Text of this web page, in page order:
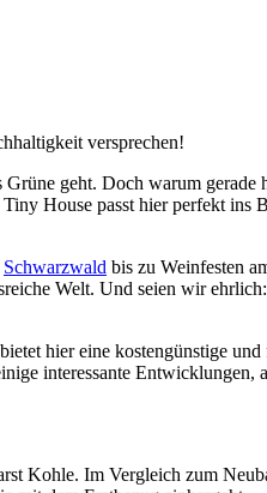
versprechen!
geht. Doch warum gerade
House passt hier perfekt ins
Schwarzwald bis zu Weinfesten
Welt. Und seien wir
hier eine kostengünstige
interessante Entwicklungen,
Kohle. Im Vergleich zum